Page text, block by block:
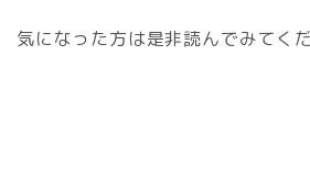
気になった方は是非読んでみてくだ